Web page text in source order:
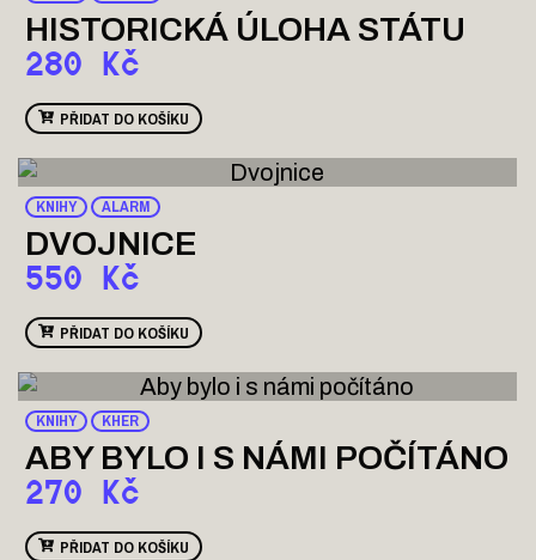
HISTORICKÁ ÚLOHA STÁTU
280 Kč
PŘIDAT DO KOŠÍKU
KNIHY ALARM
DVOJNICE
550 Kč
PŘIDAT DO KOŠÍKU
KNIHY KHER
ABY BYLO I S NÁMI POČÍTÁNO
270 Kč
PŘIDAT DO KOŠÍKU